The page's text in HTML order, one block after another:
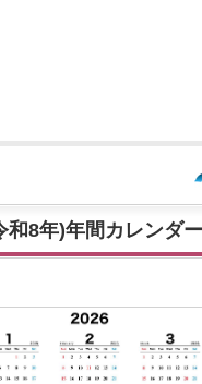
和8年)年間カレンダ